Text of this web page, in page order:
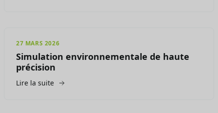
27 MARS 2026
Simulation environnementale de haute
précision
Lire la suite